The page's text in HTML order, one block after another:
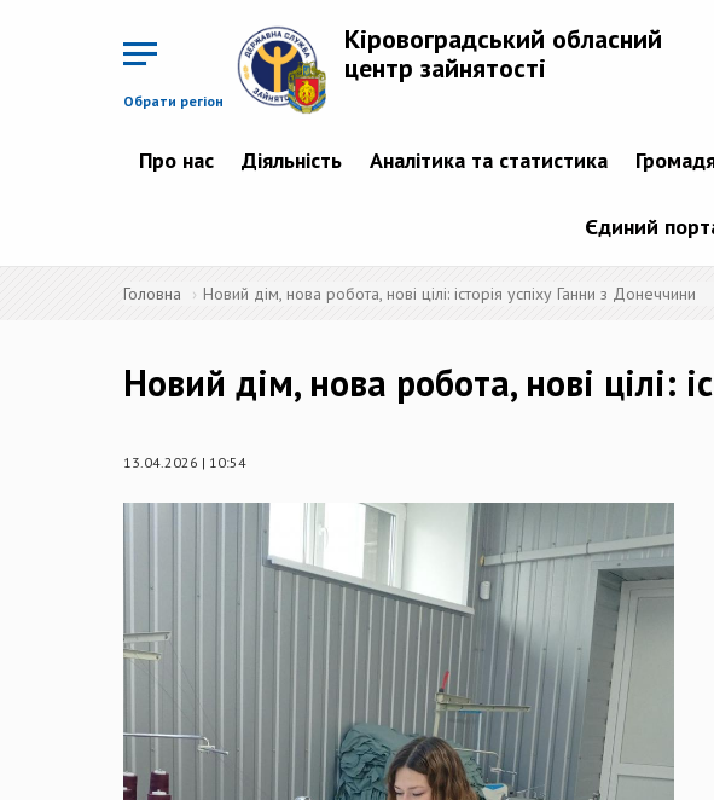
Обрати регіон
Кіровоградський обласний
центр зайнятості
Про нас Діяльність Аналітика та статистика
Єдиний
Головна Новий дім, нова робота, нові цілі: історія успіху Ганни з Донеччини
Новий дім, нова робота, нові цілі:
13.04.2026 | 10:54